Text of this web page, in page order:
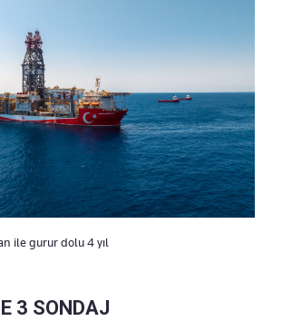
ile gurur dolu 4 yıl
3 SONDAJ